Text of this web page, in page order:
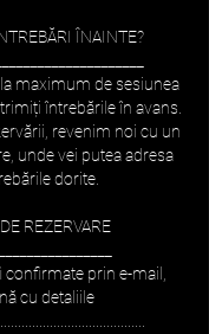
ÎNAINTE?
maximum de sesiunea
întrebările în avans.
revenim noi cu un
unde vei putea adresa
dorite.
REZERVARE
confirmate prin e-mail,
cu detaliile